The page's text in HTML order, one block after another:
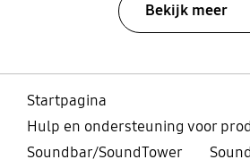
Bekijk meer
Startpagina
Hulp en ondersteuning voor
Soundbar/SoundTower